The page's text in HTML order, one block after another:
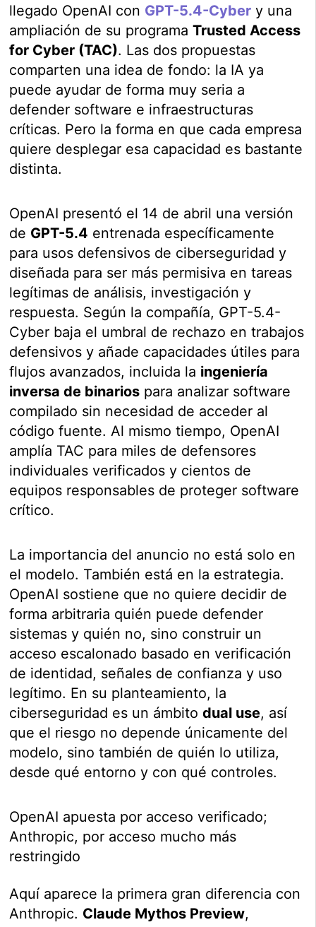
llegado OpenAI con GPT-5.4-Cyber y una
ampliación de su programaTrusted Access
for Cyber (TAC). Las dos propuestas
comparten una idea de fondo: la IA ya
puede ayudar de forma muy seria a
defender software e infraestructuras
críticas. Pero la forma en que cada empresa
quiere desplegar esa capacidad es bastante
distinta.
OpenAI presentó el 14 de abril una versión
de GPT-5.4 entrenada específicamente
para usos defensivos de ciberseguridad y
diseñada para ser más permisiva en tareas
legítimas de análisis, investigación y
respuesta. Según la compañía, GPT-5.4-
Cyber baja el umbral de rechazo en trabajos
defensivos y añade capacidades útiles para
flujos avanzados, incluida la ingeniería
inversa de binarios para analizar software
compilado sin necesidad de acceder al
código fuente. Al mismo tiempo, OpenAI
amplía TAC para miles de defensores
individuales verificados y cientos de
equipos responsables de proteger software
crítico.
La importancia del anuncio no está solo en
el modelo. También está en la estrategia.
OpenAI sostiene que no quiere decidir de
forma arbitraria quién puede defender
sistemas y quién no, sino construir un
acceso escalonado basado en verificación
de identidad, señales de confianza y uso
legítimo. En su planteamiento, la
ciberseguridad es un ámbitodual use, así
que el riesgo no depende únicamente del
modelo, sino también de quién lo utiliza,
desde qué entorno y con qué controles.
OpenAI apuesta por acceso verificado;
Anthropic, por acceso mucho más
restringido
Aquí aparece la primera gran diferencia con
Anthropic. Claude Mythos Preview,